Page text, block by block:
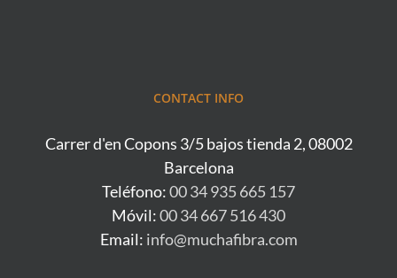
CONTACT INFO
Carrer d'en Copons 3/5 bajos tienda 2, 08002
Barcelona
Teléfono:00 34 935 665 157
Móvil:00 34 667 516 430
Email: info@muchafibra.com